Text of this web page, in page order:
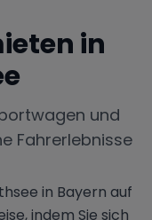
in
und
Fahrerlebnisse
in Bayern auf
indem Sie sich